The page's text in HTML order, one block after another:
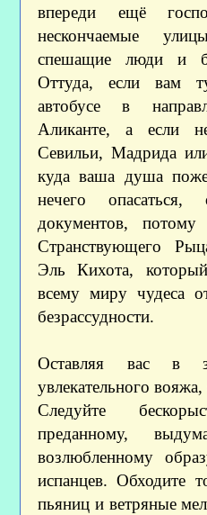
впереди ещё
нескончаемые
спешащие люди и
Оттуда, если вам
автобусе в
Аликанте, а если
Севильи, Мадрида
куда ваша душа
нечего опасаться,
документов,
Странствующего
Эль Кихота,
всему миру чудеса
безрассудности.
Оставляя вас в
увлекательного
Следуйте
преданному,
возлюбленному
испанцев. Обходите
пьяниц и ветряные